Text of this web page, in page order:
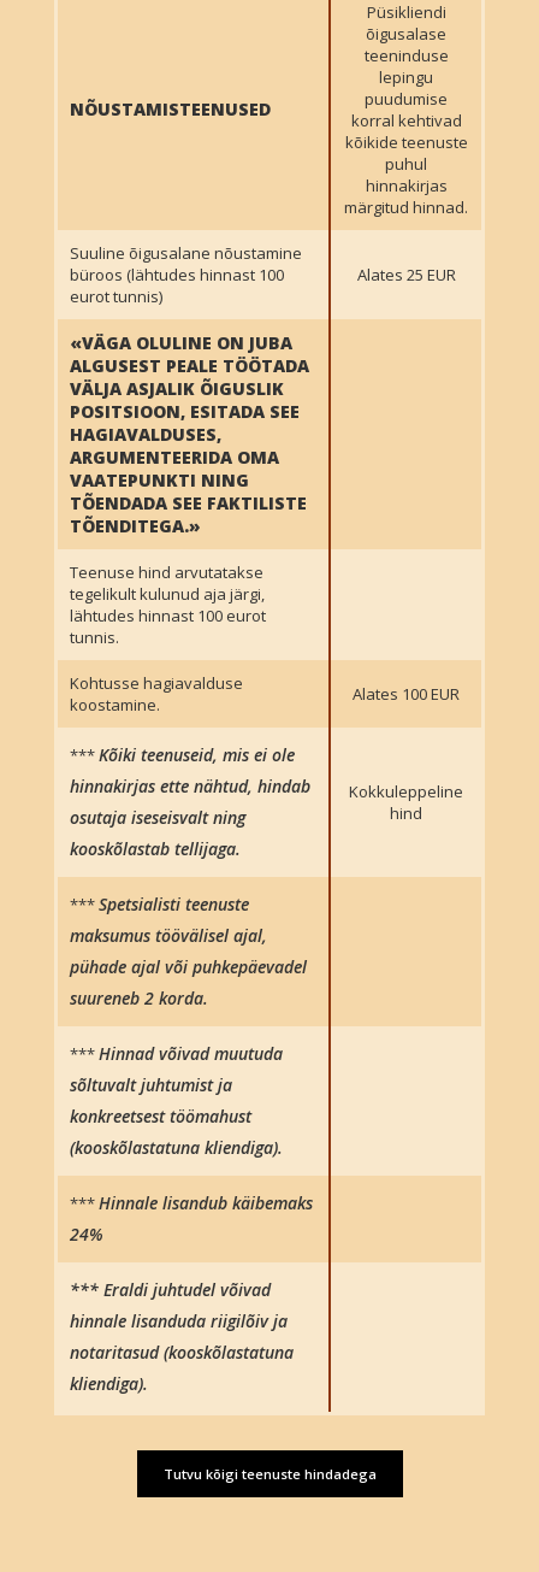
NÕUSTAMISTEENUSED
Püsikliendi
õigusalase
teeninduse
lepingu
puudumise
korral kehtivad
kõikide teenuste
puhul
hinnakirjas
märgitud hinnad.
Suuline õigusalane nõustamine
büroos (lähtudes hinnast 100
eurot tunnis)
Alates 25 EUR
«VÄGA OLULINE ON JUBA
ALGUSEST PEALE TÖÖTADA
VÄLJA ASJALIK ÕIGUSLIK
POSITSIOON, ESITADA SEE
HAGIAVALDUSES,
ARGUMENTEERIDA OMA
VAATEPUNKTI NING
TÕENDADA SEE FAKTILISTE
TÕENDITEGA.»
Teenuse hind arvutatakse
tegelikult kulunud aja järgi,
lähtudes hinnast 100 eurot
tunnis.
Kohtusse hagiavalduse
koostamine.
Alates 100 EUR
***Kõiki teenuseid, mis ei ole
hinnakirjas ette nähtud, hindab
osutaja iseseisvalt ning
kooskõlastab tellijaga.
Kokkuleppeline
hind
***Spetsialisti teenuste
maksumus töövälisel ajal,
pühade ajal või puhkepäevadel
suureneb 2 korda.
***Hinnad võivad muutuda
sõltuvalt juhtumist ja
konkreetsest töömahust
(kooskõlastatuna kliendiga).
***Hinnale lisandub käibemaks
24%
*** Eraldi juhtudel võivad
hinnale lisanduda riigilõiv ja
notaritasud (kooskõlastatuna
kliendiga).
Tutvu kõigi teenuste hindadega